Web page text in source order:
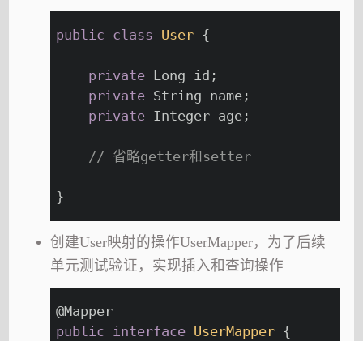
public class User {
private Long id;
private String name;
private Integer age;
// 省略getter和setter
}
创建User映射的操作UserMapper，为了后续
单元测试验证，实现插入和查询操作
@Mapper
public interface UserMapper {